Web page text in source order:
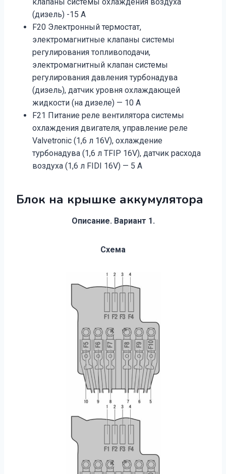
(дизель) -15 А
F20 Электронный термостат,
электромагнитные клапаны системы
регулирования топливоподачи,
электромагнитный клапан системы
регулирования давления турбонадува
(дизель), датчик уровня охлаждающей
жидкости (на дизеле) — 10 А
F21 Питание реле вентилятора системы
охлаждения двигателя, управление реле
Valvetronic (1,6 л 16V), охлаждение
турбонадува (1,6 л TFIP 16V), датчик расхода
воздуха (1,6 л FIDI 16V) — 5 А
Блок на крышке аккумулятора
Описание. Вариант 1.
Схема